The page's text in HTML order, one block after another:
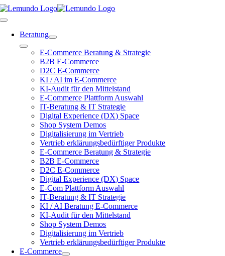
Zum
Inhalt
Toggle
NavigationBeratung
Toggle
Navigation
E-Commerce Beratung & Strategie
B2B E-Commerce
D2C E-Commerce
KI / AI im E-Commerce
KI-Audit für den Mittelstand
E-Commerce Plattform Auswahl
IT-Beratung & IT Strategie
Digital Experience (DX) Space
Shop System Demos
Digitalisierung im Vertrieb
Vertrieb erklärungsbedürftiger Produkte
E-Commerce Beratung & Strategie
B2B E-Commerce
D2C E-Commerce
Digital Experience (DX) Space
E-Com Plattform Auswahl
IT-Beratung & IT Strategie
KI / AI Beratung E-Commerce
KI-Audit für den Mittelstand
Shop System Demos
Digitalisierung im Vertrieb
Vertrieb erklärungsbedürftiger Produkte
E-Commerce